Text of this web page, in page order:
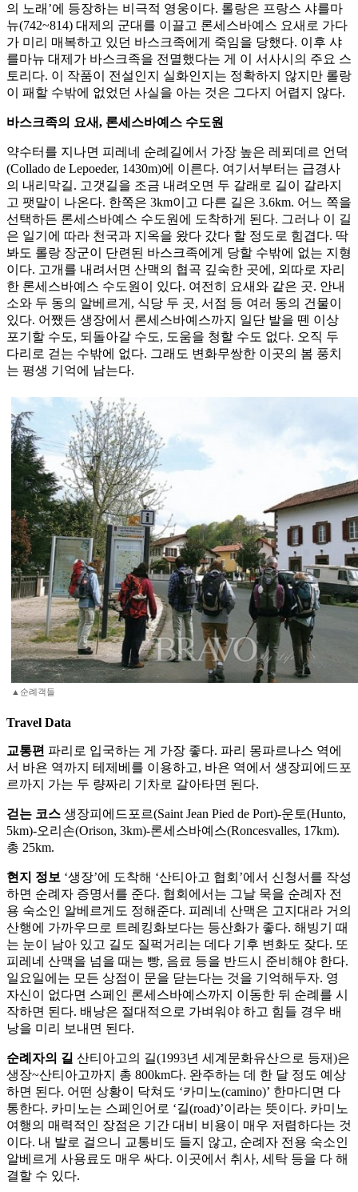
의 노래’에 등장하는 비극적 영웅이다. 롤랑은 프랑스 샤를마
뉴(742~814) 대제의 군대를 이끌고 론세스바예스 요새로 가다
가 미리 매복하고 있던 바스크족에게 죽임을 당했다. 이후 샤
를마뉴 대제가 바스크족을 전멸했다는 게 이 서사시의 주요 스
토리다. 이 작품이 전설인지 실화인지는 정확하지 않지만 롤랑
이 패할 수밖에 없었던 사실을 아는 것은 그다지 어렵지 않다.
바스크족의 요새, 론세스바예스 수도원
약수터를 지나면 피레네 순례길에서 가장 높은 레푀데르 언덕
(Collado de Lepoeder, 1430m)에 이른다. 여기서부터는 급경사
의 내리막길. 고갯길을 조금 내려오면 두 갈래로 길이 갈라지
고 팻말이 나온다. 한쪽은 3km이고 다른 길은 3.6km. 어느 쪽을
선택하든 론세스바예스 수도원에 도착하게 된다. 그러나 이 길
은 일기에 따라 천국과 지옥을 왔다 갔다 할 정도로 힘겹다. 딱
봐도 롤랑 장군이 단련된 바스크족에게 당할 수밖에 없는 지형
이다. 고개를 내려서면 산맥의 협곡 깊숙한 곳에, 외따로 자리
한 론세스바예스 수도원이 있다. 여전히 요새와 같은 곳. 안내
소와 두 동의 알베르게, 식당 두 곳, 서점 등 여러 동의 건물이
있다. 어쨌든 생장에서 론세스바예스까지 일단 발을 뗀 이상
포기할 수도, 되돌아갈 수도, 도움을 청할 수도 없다. 오직 두
다리로 걷는 수밖에 없다. 그래도 변화무쌍한 이곳의 봄 풍치
는 평생 기억에 남는다.
▲순례객들
Travel Data
교통편 파리로 입국하는 게 가장 좋다. 파리 몽파르나스 역에
서 바욘 역까지 테제베를 이용하고, 바욘 역에서 생장피에드포
르까지 가는 두 량짜리 기차로 갈아타면 된다.
걷는 코스 생장피에드포르(Saint Jean Pied de Port)-운토(Hunto,
5km)-오리손(Orison, 3km)-론세스바예스(Roncesvalles, 17km).
총 25km.
현지 정보 ‘생장’에 도착해 ‘산티아고 협회’에서 신청서를 작성
하면 순례자 증명서를 준다. 협회에서는 그날 묵을 순례자 전
용 숙소인 알베르게도 정해준다. 피레네 산맥은 고지대라 거의
산행에 가까우므로 트레킹화보다는 등산화가 좋다. 해빙기 때
는 눈이 남아 있고 길도 질퍽거리는 데다 기후 변화도 잦다. 또
피레네 산맥을 넘을 때는 빵, 음료 등을 반드시 준비해야 한다.
일요일에는 모든 상점이 문을 닫는다는 것을 기억해두자. 영
자신이 없다면 스페인 론세스바예스까지 이동한 뒤 순례를 시
작하면 된다. 배낭은 절대적으로 가벼워야 하고 힘들 경우 배
낭을 미리 보내면 된다.
순례자의 길 산티아고의 길(1993년 세계문화유산으로 등재)은
생장~산티아고까지 총 800km다. 완주하는 데 한 달 정도 예상
하면 된다. 어떤 상황이 닥쳐도 ‘카미노(camino)’ 한마디면 다
통한다. 카미노는 스페인어로 ‘길(road)’이라는 뜻이다. 카미노
여행의 매력적인 장점은 기간 대비 비용이 매우 저렴하다는 것
이다. 내 발로 걸으니 교통비도 들지 않고, 순례자 전용 숙소인
알베르게 사용료도 매우 싸다. 이곳에서 취사, 세탁 등을 다 해
결할 수 있다.